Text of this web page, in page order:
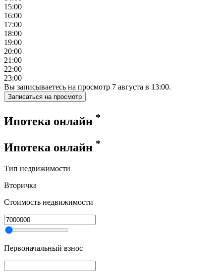
15:00
16:00
17:00
18:00
19:00
20:00
21:00
22:00
23:00
Вы записываетесь на просмотр 7 августа в 13:00.
Записаться на просмотр
Ипотека онлайн *
Ипотека онлайн *
Тип недвижимости
Вторичка
Стоимость недвижимости
Первоначальный взнос